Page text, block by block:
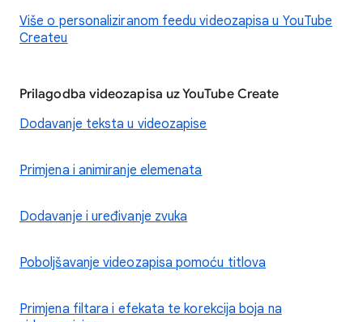
Više o personaliziranom feedu videozapisa u YouTube
Createu
Prilagodba videozapisa uz YouTube Create
Dodavanje teksta u videozapise
Primjena i animiranje elemenata
Dodavanje i uređivanje zvuka
Poboljšavanje videozapisa pomoću titlova
Primjena filtara i efekata te korekcija boja na